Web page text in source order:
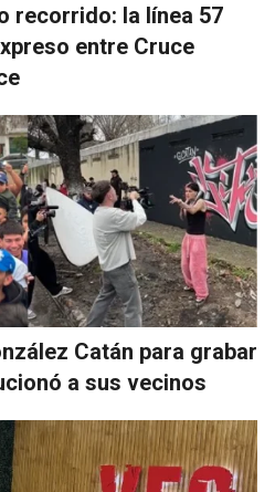
recorrido: la línea 57
entre Cruce
Catán para grabar
a sus vecinos